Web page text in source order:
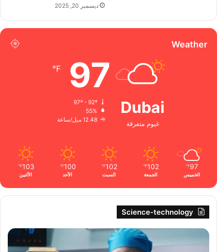
ديسمبر 20, 2025
Weather
Dubai
غيوم متفرقة
97
℉
55%
12.48 ميل/ساعة
97
℉
الخميس
102
℉
الجمعة
102
℉
السبت
100
℉
الأحد
103
℉
الأثنين
Science-technology